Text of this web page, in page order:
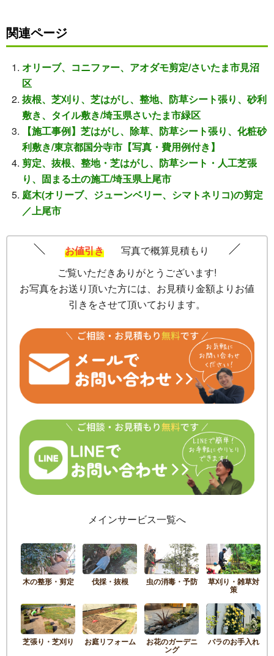
関連ページ
オリーブ、コニファー、アオダモ剪定/さいたま市見沼
区
抜根、芝刈り、芝はがし、整地、防草シート張り、砂利
敷き、タイル敷き/埼玉県さいたま市緑区
【施工事例】芝はがし、除草、防草シート張り、化粧砂
利敷き/東京都国分寺市【写真・費用例付き】
剪定、抜根、整地・芝はがし、防草シート・人工芝張
り、固まる土の施工/埼玉県上尾市
庭木(オリーブ、ジューンベリー、シマトネリコ)の剪定
／上尾市
お値引き
写真で概算見積もり
ご覧いただきありがとうございます!
お写真をお送り頂いた方には、お見積り金額よりお値
引きをさせて頂いております。
メインサービス一覧へ
木の整形・剪定 伐採・抜根 虫の消毒・予防 草刈り・雑草対
策
芝張り・芝刈り お庭リフォーム お花のガーデニ
ング
バラのお手入れ